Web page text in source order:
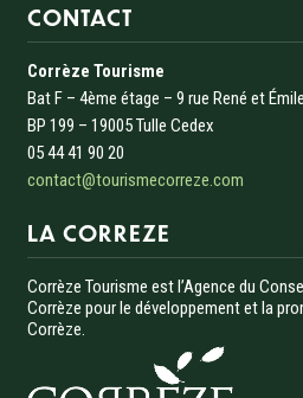
CONTACT
Corrèze Tourisme
Bat F – 4ème étage – 9 rue René et
BP 199 – 19005 Tulle Cedex
05 44 41 90 20
contact@tourismecorreze.com
LA CORREZE
Corrèze Tourisme est l’Agence du
Corrèze pour le développement et la
Corrèze.